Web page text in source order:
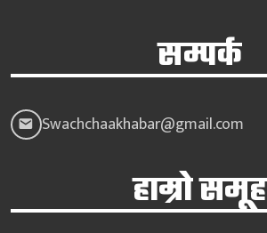
सम्पर्क
Swachchaakhabar@gmail.com
हाम्रो समूह